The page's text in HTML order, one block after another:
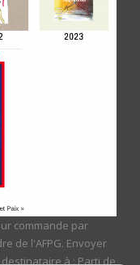
commande par
de l'AFPG. Envoyer
à : Parti de